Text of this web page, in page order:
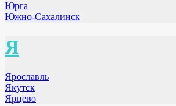
Юрга
Южно-Сахалинск
Я
Ярославль
Якутск
Ярцево